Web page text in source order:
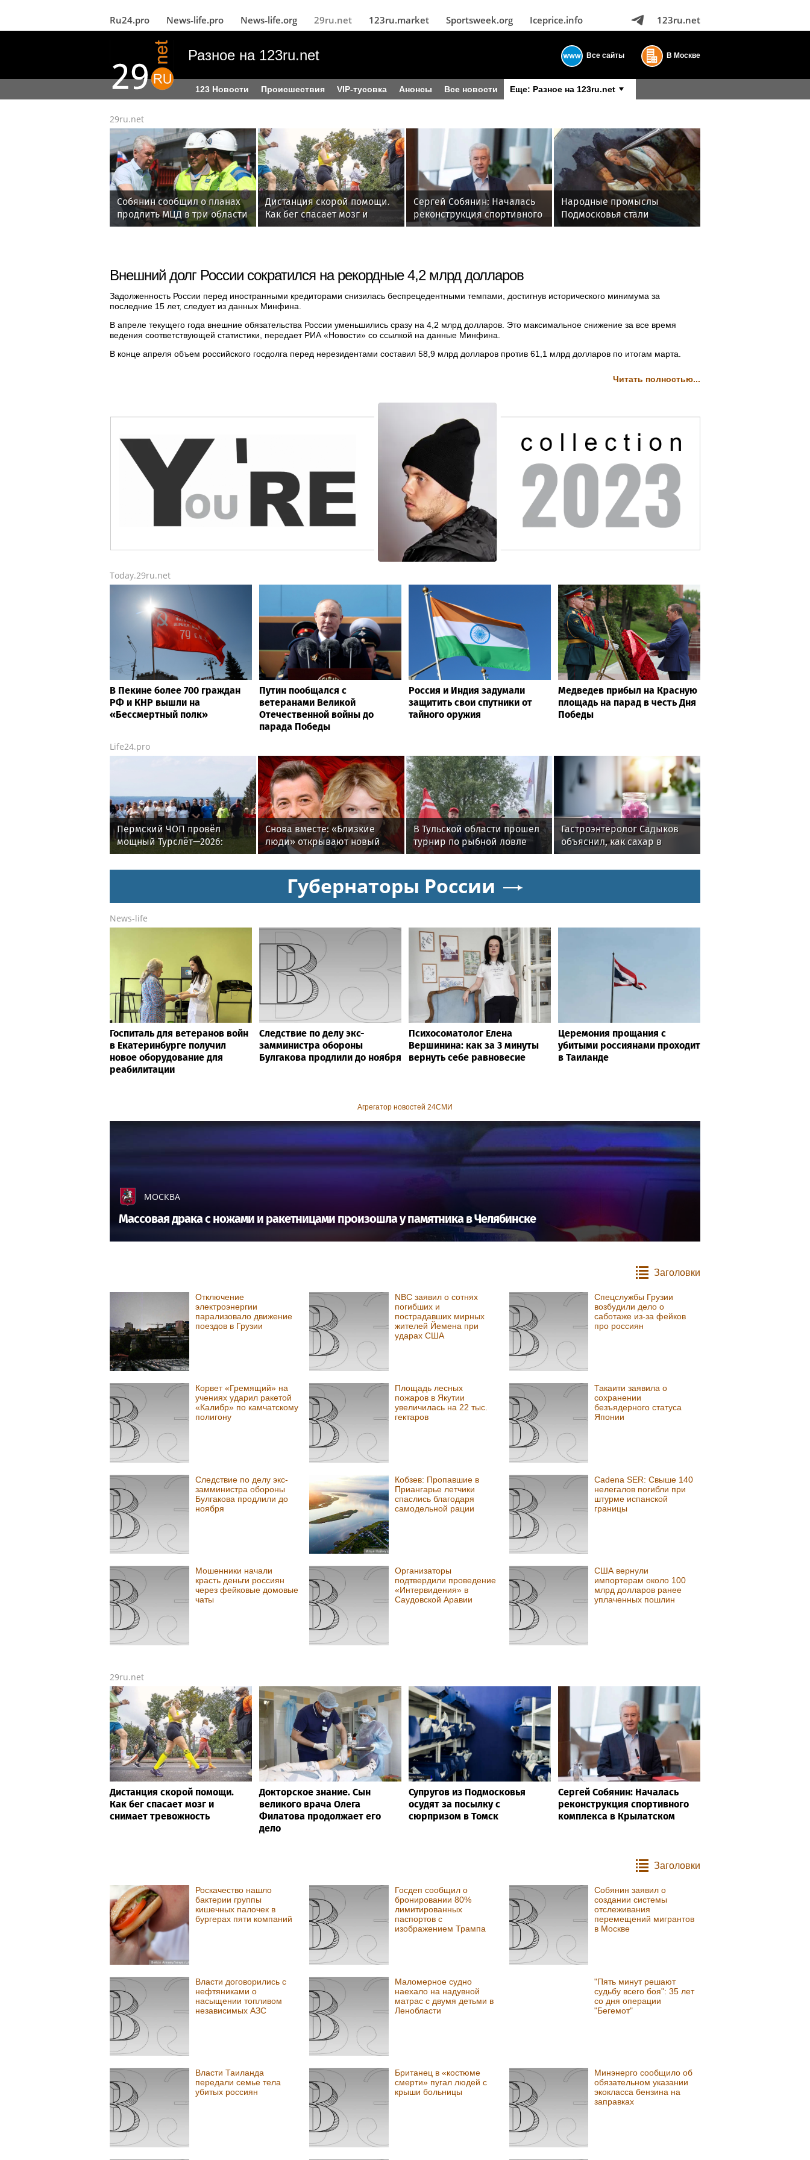
Ru24.pro News‑life.pro News‑life.org 29ru.net 123ru.market Sportsweek.org Iceprice.info 123ru.net
Разное на 123ru.net Все сайты В Москве
123 Новости Происшествия VIP-тусовка Анонсы Все новости Еще: Разное на 123ru.net
29ru.net
Собянин сообщил о планах
продлить МЦД в три области
Дистанция скорой помощи.
Как бег спасает мозг и
снимает тревожность
Сергей Собянин: Началась
реконструкция спортивного
комплекса в Крылатском
Народные промыслы
Подмосковья стали
лауреатами Национальной
Внешний долг России сократился на рекордные 4,2 млрд долларов
Задолженность России перед иностранными кредиторами снизилась беспрецедентными темпами, достигнув исторического минимума за
последние 15 лет, следует из данных Минфина.
В апреле текущего года внешние обязательства России уменьшились сразу на 4,2 млрд долларов. Это максимальное снижение за все время
ведения соответствующей статистики, передает РИА «Новости» со ссылкой на данные Минфина.
В конце апреля объем российского госдолга перед нерезидентами составил 58,9 млрд долларов против 61,1 млрд долларов по итогам марта.
Читать полностью...
Today.29ru.net
В Пекине более 700 граждан
РФ и КНР вышли на
«Бессмертный полк»
Путин пообщался с
ветеранами Великой
Отечественной войны до
парада Победы
Россия и Индия задумали
защитить свои спутники от
тайного оружия
Медведев прибыл на Красную
площадь на парад в честь Дня
Победы
Life24.pro
Пермский ЧОП провёл
мощный Турслёт—2026:
фото, результаты и
Снова вместе: «Близкие
люди» открывают новый
театральный сезон
В Тульской области прошел
турнир по рыбной ловле
среди команд
Гастроэнтеролог Садыков
объяснил, как сахар в
рационе ускоряет
Губернаторы России
News-life
Госпиталь для ветеранов войн
в Екатеринбурге получил
новое оборудование для
реабилитации
Следствие по делу экс-
замминистра обороны
Булгакова продлили до ноября
Психосоматолог Елена
Вершинина: как за 3 минуты
вернуть себе равновесие
Церемония прощания с
убитыми россиянами проходит
в Таиланде
Агрегатор новостей 24СМИ
МОСКВА
Массовая драка с ножами и ракетницами произошла у памятника в Челябинске
Заголовки
Отключение
электроэнергии
парализовало движение
поездов в Грузии
NBC заявил о сотнях
погибших и
пострадавших мирных
жителей Йемена при
ударах США
Спецслужбы Грузии
возбудили дело о
саботаже из-за фейков
про россиян
Корвет «Гремящий» на
учениях ударил ракетой
«Калибр» по камчатскому
полигону
Площадь лесных
пожаров в Якутии
увеличилась на 22 тыс.
гектаров
Такаити заявила о
сохранении
безъядерного статуса
Японии
Следствие по делу экс-
замминистра обороны
Булгакова продлили до
ноября
Кобзев: Пропавшие в
Приангарье летчики
спаслись благодаря
самодельной рации
Сadena SER: Свыше 140
нелегалов погибли при
штурме испанской
границы
Мошенники начали
красть деньги россиян
через фейковые домовые
чаты
Организаторы
подтвердили проведение
«Интервидения» в
Саудовской Аравии
США вернули
импортерам около 100
млрд долларов ранее
уплаченных пошлин
29ru.net
Дистанция скорой помощи.
Как бег спасает мозг и
снимает тревожность
Докторское знание. Сын
великого врача Олега
Филатова продолжает его
дело
Супругов из Подмосковья
осудят за посылку с
сюрпризом в Томск
Сергей Собянин: Началась
реконструкция спортивного
комплекса в Крылатском
Заголовки
Роскачество нашло
бактерии группы
кишечных палочек в
бургерах пяти компаний
Госдеп сообщил о
бронировании 80%
лимитированных
паспортов с
изображением Трампа
Собянин заявил о
создании системы
отслеживания
перемещений мигрантов
в Москве
Власти договорились с
нефтяниками о
насыщении топливом
независимых АЗС
Маломерное судно
наехало на надувной
матрас с двумя детьми в
Ленобласти
"Пять минут решают
судьбу всего боя": 35 лет
со дня операции
"Бегемот"
Власти Таиланда
передали семье тела
убитых россиян
Британец в «костюме
смерти» пугал людей с
крыши больницы
Минэнерго сообщило об
обязательном указании
экокласса бензина на
заправках